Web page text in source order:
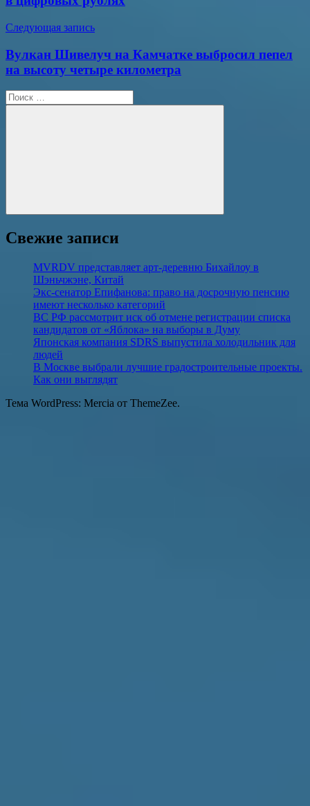
Следующая запись
Вулкан Шивелуч на Камчатке выбросил пепел
на высоту четыре километра
Поиск
для:
Поиск
Свежие записи
MVRDV представляет арт-деревню Бихайлоу в
Шэньчжэне, Китай
Экс-сенатор Епифанова: право на досрочную пенсию
имеют несколько категорий
ВС РФ рассмотрит иск об отмене регистрации списка
кандидатов от «Яблока» на выборы в Думу
Японская компания SDRS выпустила холодильник для
людей
В Москве выбрали лучшие градостроительные проекты.
Как они выглядят
Тема WordPress: Mercia от ThemeZee.